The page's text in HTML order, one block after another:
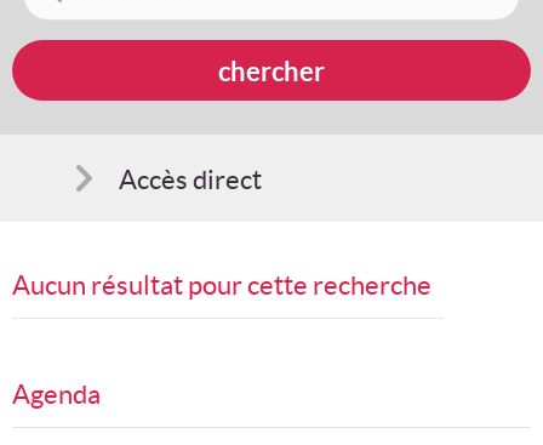
Accès direct
Suggestions
Programme en PDF
Aucun résultat pour cette recherche
Agenda